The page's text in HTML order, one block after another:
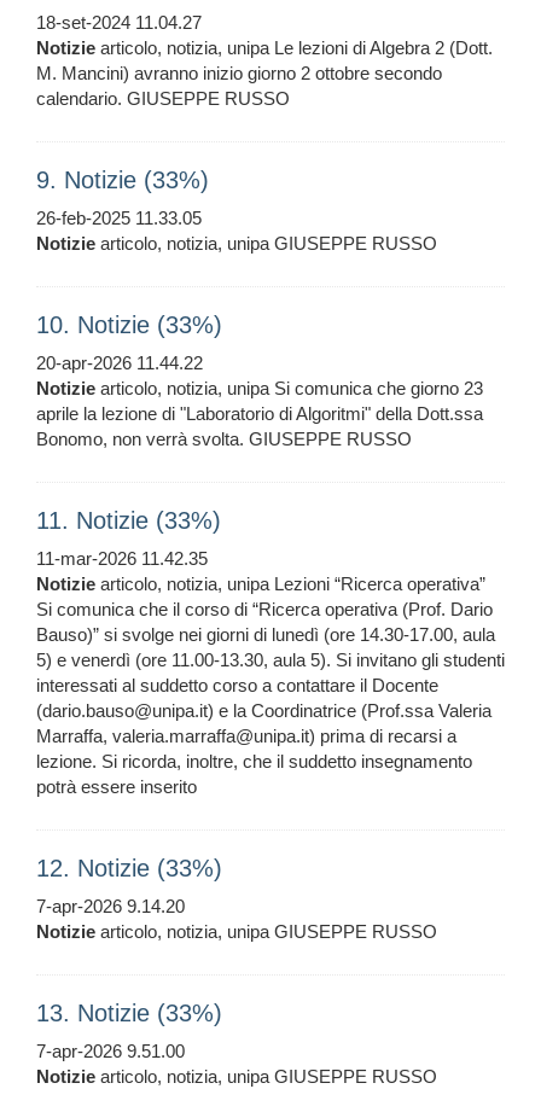
18-set-2024 11.04.27
Notizie articolo, notizia, unipa Le lezioni di Algebra 2 (Dott.
M. Mancini) avranno inizio giorno 2 ottobre secondo
calendario. GIUSEPPE RUSSO
9. Notizie (33%)
26-feb-2025 11.33.05
Notizie articolo, notizia, unipa GIUSEPPE RUSSO
10. Notizie (33%)
20-apr-2026 11.44.22
Notizie articolo, notizia, unipa Si comunica che giorno 23
aprile la lezione di "Laboratorio di Algoritmi" della Dott.ssa
Bonomo, non verrà svolta. GIUSEPPE RUSSO
11. Notizie (33%)
11-mar-2026 11.42.35
Notizie articolo, notizia, unipa Lezioni “Ricerca operativa”
Si comunica che il corso di “Ricerca operativa (Prof. Dario
Bauso)” si svolge nei giorni di lunedì (ore 14.30-17.00, aula
5) e venerdì (ore 11.00-13.30, aula 5). Si invitano gli studenti
interessati al suddetto corso a contattare il Docente
(dario.bauso@unipa.it) e la Coordinatrice (Prof.ssa Valeria
Marraffa, valeria.marraffa@unipa.it) prima di recarsi a
lezione. Si ricorda, inoltre, che il suddetto insegnamento
potrà essere inserito
12. Notizie (33%)
7-apr-2026 9.14.20
Notizie articolo, notizia, unipa GIUSEPPE RUSSO
13. Notizie (33%)
7-apr-2026 9.51.00
Notizie articolo, notizia, unipa GIUSEPPE RUSSO